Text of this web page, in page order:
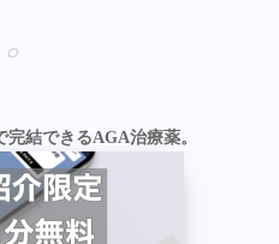
結できるAGA治療薬。